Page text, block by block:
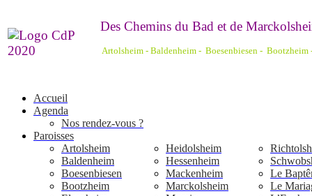
Des Chemins du Bad et de
Artolsheim - Baldenheim - Boesenbiesen -
Accueil
Agenda
Nos rendez-vous ?
Paroisses
Artolsheim
Baldenheim
Boesenbiesen
Bootzheim
Heidolsheim
Hessenheim
Mackenheim
Marckolsheim
Le
Le